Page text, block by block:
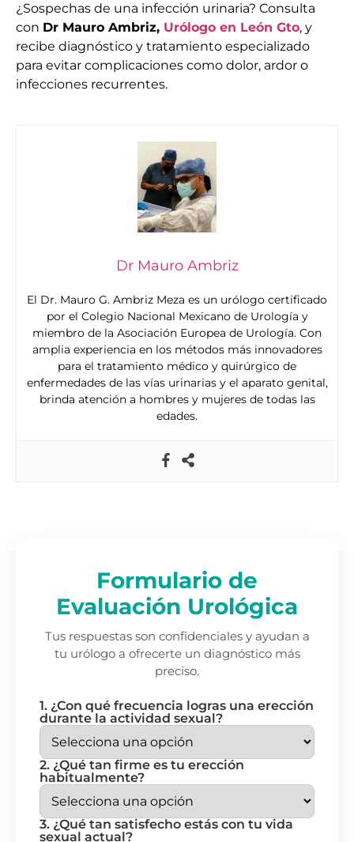
¿Sospechas de una infección urinaria? Consulta
con Dr Mauro Ambriz, Urólogo en León Gto, y
recibe diagnóstico y tratamiento especializado
para evitar complicaciones como dolor, ardor o
infecciones recurrentes.
Dr Mauro Ambriz
El Dr. Mauro G. Ambriz Meza es un urólogo certificado
por el Colegio Nacional Mexicano de Urología y
miembro de la Asociación Europea de Urología. Con
amplia experiencia en los métodos más innovadores
para el tratamiento médico y quirúrgico de
enfermedades de las vías urinarias y el aparato genital,
brinda atención a hombres y mujeres de todas las
edades.
Formulario de
Evaluación Urológica
Tus respuestas son confidenciales y ayudan a
tu urólogo a ofrecerte un diagnóstico más
preciso.
1. ¿Con qué frecuencia logras una erección
durante la actividad sexual?
2. ¿Qué tan firme es tu erección
habitualmente?
3. ¿Qué tan satisfecho estás con tu vida
sexual actual?